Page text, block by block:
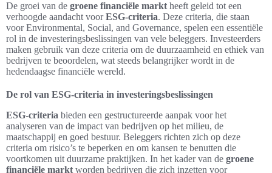
De groei van de groene financiële markt heeft geleid tot een
verhoogde aandacht voorESG-criteria. Deze criteria, die staan
voor Environmental, Social, and Governance, spelen een essentiële
rol in de investeringsbeslissingen van vele beleggers. Investeerders
maken gebruik van deze criteria om de duurzaamheid en ethiek van
bedrijven te beoordelen, wat steeds belangrijker wordt in de
hedendaagse financiële wereld.
De rol van ESG-criteria in investeringsbeslissingen
ESG-criteria bieden een gestructureerde aanpak voor het
analyseren van de impact van bedrijven op het milieu, de
maatschappij en goed bestuur. Beleggers richten zich op deze
criteria om risico’s te beperken en om kansen te benutten die
voortkomen uit duurzame praktijken. In het kader van de groene
financiële markt worden bedrijven die zich inzetten voor